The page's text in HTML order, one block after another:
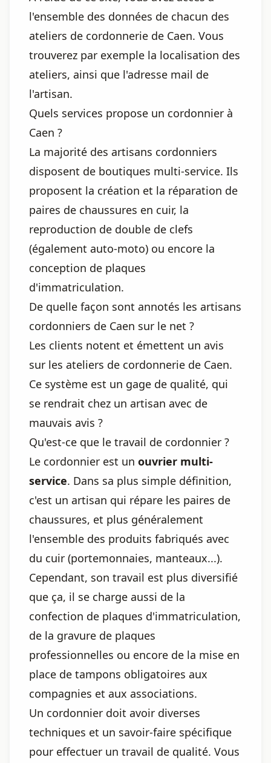
l'ensemble des données de chacun des
ateliers de cordonnerie de Caen. Vous
trouverez par exemple la localisation des
ateliers, ainsi que l'adresse mail de
l'artisan.
Quels services propose un cordonnier à
Caen ?
La majorité des artisans cordonniers
disposent de boutiques multi-service. Ils
proposent la création et la réparation de
paires de chaussures en cuir, la
reproduction de double de clefs
(également auto-moto) ou encore la
conception de plaques
d'immatriculation.
De quelle façon sont annotés les artisans
cordonniers de Caen sur le net ?
Les clients notent et émettent un avis
sur les ateliers de cordonnerie de Caen.
Ce système est un gage de qualité, qui
se rendrait chez un artisan avec de
mauvais avis ?
Qu'est-ce que le travail de cordonnier ?
Le cordonnier est un ouvrier multi-
service. Dans sa plus simple définition,
c'est un artisan qui répare les paires de
chaussures, et plus généralement
l'ensemble des produits fabriqués avec
du cuir (portemonnaies, manteaux...).
Cependant, son travail est plus diversifié
que ça, il se charge aussi de la
confection de plaques d'immatriculation,
de la gravure de plaques
professionnelles ou encore de la mise en
place de tampons obligatoires aux
compagnies et aux associations.
Un cordonnier doit avoir diverses
techniques et un savoir-faire spécifique
pour effectuer un travail de qualité. Vous